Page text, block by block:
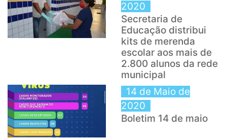
2020
Secretaria de
Educação distribui
kits de merenda
escolar aos mais de
2.800 alunos da rede
municipal
14 de Maio de
2020
Boletim 14 de maio